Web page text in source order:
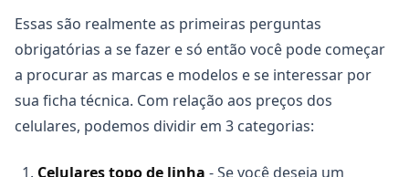
Essas são realmente as primeiras perguntas
obrigatórias a se fazer e só então você pode começar
a procurar as marcas e modelos e se interessar por
sua ficha técnica. Com relação aos preços dos
celulares, podemos dividir em 3 categorias:
Celulares topo de linha - Se você deseja um